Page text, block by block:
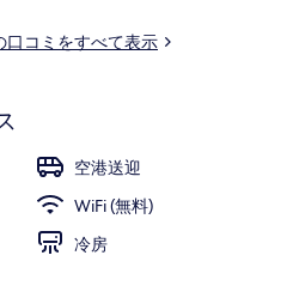
地下鉄 中山駅までは 7 分です。
口コミをすべて表示
空港送迎
WiFi (無料)
冷房